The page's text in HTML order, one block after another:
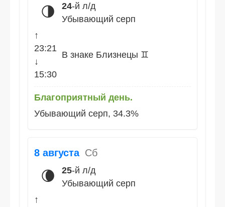
🌗 24-й л/д
Убывающий серп
↑
23:21
↓
15:30
В знаке Близнецы ♊
Благоприятный день.
Убывающий серп, 34.3%
8 августа Сб
🌘 25-й л/д
Убывающий серп
↑